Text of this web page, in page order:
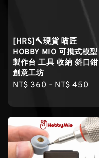
[HRS]🔨現貨 喵匠
HOBBY MIO 可擕式模型
製作台 工具 收納 斜口鉗
創意工坊
Regular
NT$ 360 - NT$ 450